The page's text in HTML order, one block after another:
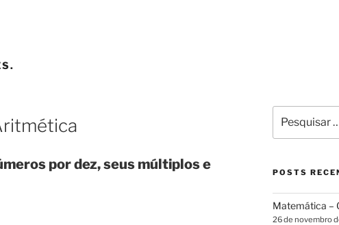
por dez, seus múltiplos e
por:
POSTS
Matemática –
26 de novembro